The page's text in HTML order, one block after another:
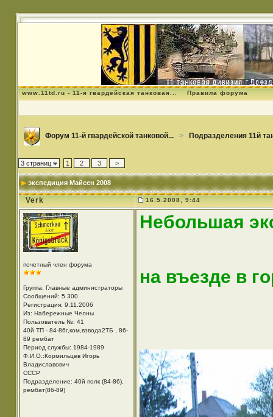
www.11td.ru - 11-я гвардейская танковая... Правила форума
Форум 11-й гвардейской танковой... > Подразделения 11й
3 страниц 1 2 3 >
экспедиция Майсен 2008
Verk 16.5.2008, 9:44
почетный член форума
Группа: Главные администраторы
Сообщений: 5 300
Регистрация: 9.11.2006
Из: Набережные Челны
Пользователь №: 41
40й ТП - 84-86г,ком,взвода2ТБ , 86-
89 рембат
Период службы: 1984-1989
Ф.И.О.:Кормильцев Игорь
Владиславович
СССР
Подразделение: 40й полк (84-86),
рембат(86-89)
Небольшая
на въезде в